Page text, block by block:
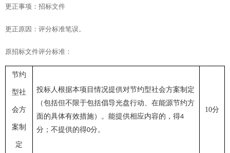
更正事项： 招标文件
更正原因： 评分标准笔误。
原招标文件评分标准 ：
节约
型社
会方
案制
定
投标人根据本项目情况提供对节约型社会方案制定
（包括但不限于包括倡导光盘行动、在能源节约方
面的具体有效措施）。能提供相应内容的，得4
分；不提供的得0分。
10分